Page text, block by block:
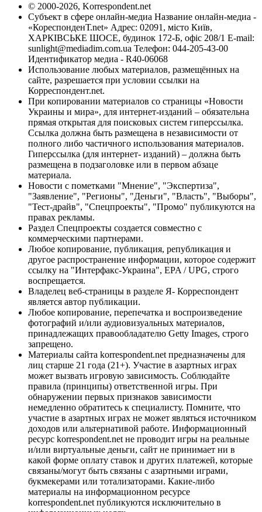
© 2000-2026, Korrespondent.net
Субъект в сфере онлайн-медиа Название онлайн-медиа -
«КореспонденТ.net» Адрес: 02091, місто Київ,
ХАРКІВСЬКЕ ШОСЕ, будинок 172-Б, офіс 208/1 E-mail:
sunlight@mediadim.com.ua Телефон: 044-205-43-00
Идентификатор медиа - R40-06068
Использование любых материалов, размещённых на
сайте, разрешается при условии ссылки на
Корреспондент.net.
При копировании материалов со страницы «Новости
Украины и мира», для интернет-изданий – обязательна
прямая открытая для поисковых систем гиперссылка.
Ссылка должна быть размещена в независимости от
полного либо частичного использования материалов.
Гиперссылка (для интернет- изданий) – должна быть
размещена в подзаголовке или в первом абзаце
материала.
Новости с пометками "Мнение", "Экспертиза",
"Заявление", "Регионы", "Деньги", "Власть", "Выборы",
"Тест-драйв", "Спецпроекты", "Промо" публикуются на
правах рекламы.
Раздел Спецпроекты создается совместно с
коммерческими партнерами.
Любое копирование, публикация, републикация и
другое распространение информации, которое содержит
ссылку на "Интерфакс-Украина", EPA / UPG, строго
воспрещается.
Владелец веб-страницы в разделе Я- Корреспондент
является автор публикации.
Любое копирование, перепечатка и воспроизведение
фотографий и/или аудиовизуальных материалов,
принадлежащих правообладателю Getty Images, строго
запрещено.
Материалы сайта korrespondent.net предназначены для
лиц старше 21 года (21+). Участие в азартных играх
может вызвать игровую зависимость. Соблюдайте
правила (принципы) ответственной игры. При
обнаружении первых признаков зависимости
немедленно обратитесь к специалисту. Помните, что
участие в азартных играх не может являться источником
доходов или альтернативой работе. Информационный
ресурс korrespondent.net не проводит игры на реальные
и/или виртуальные деньги, сайт не принимает ни в
какой форме оплату ставок и других платежей, которые
связаны/могут быть связаны с азартными играми,
букмекерами или тотализаторами. Какие-либо
материалы на информационном ресурсе
korrespondent.net публикуются исключительно в